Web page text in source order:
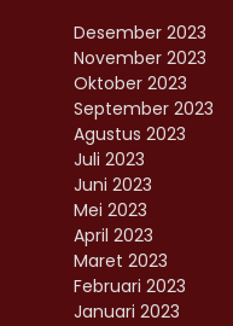
Desember 2023
November 2023
Oktober 2023
September 2023
Agustus 2023
Juli 2023
Juni 2023
Mei 2023
April 2023
Maret 2023
Februari 2023
Januari 2023